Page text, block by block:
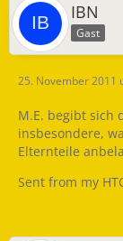
IBN
Gast
25. November 2011
M.E. begibt sich
insbesondere,
Elternteile
Sent from my